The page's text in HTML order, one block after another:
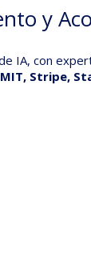
y
IA, con
MIT, Stripe,